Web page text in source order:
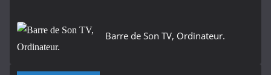
Barre de Son TV, Ordinateur.